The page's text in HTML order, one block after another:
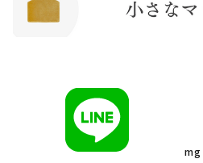
mg